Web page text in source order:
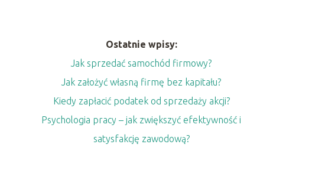
Ostatnie wpisy:
Jak sprzedać samochód firmowy?
Jak założyć własną firmę bez kapitału?
Kiedy zapłacić podatek od sprzedaży akcji?
Psychologia pracy – jak zwiększyć efektywność i
satysfakcję zawodową?